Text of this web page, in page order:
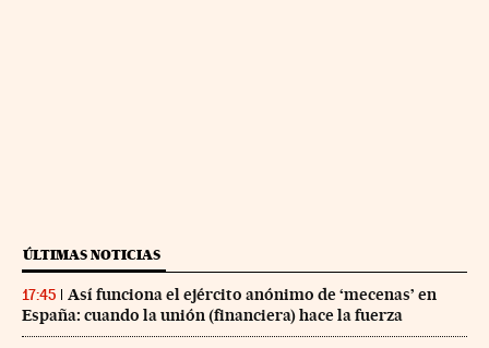
ÚLTIMAS NOTICIAS
17:45
Así funciona el ejército anónimo de ‘mecenas’ en
España: cuando la unión (financiera) hace la fuerza